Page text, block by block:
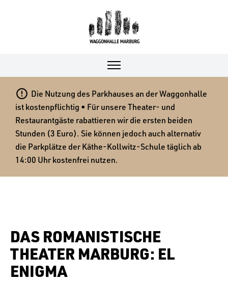
 Die Nutzung des Parkhauses an der Waggonhalle
ist kostenpflichtig • Für unsere Theater- und
Restaurantgäste rabattieren wir die ersten beiden
Stunden (3 Euro). Sie können jedoch auch alternativ
die Parkplätze der Käthe-Kollwitz-Schule täglich ab
14:00 Uhr kostenfrei nutzen.
DAS ROMANISTISCHE
THEATER MARBURG: EL
ENIGMA